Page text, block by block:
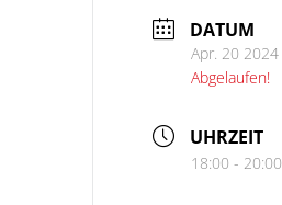
DATUM
Apr. 20 2024
Abgelaufen!
UHRZEIT
18:00 - 20:00